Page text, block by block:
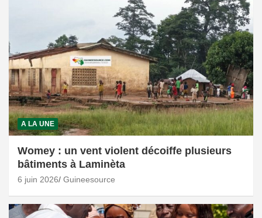
A LA UNE
Womey : un vent violent décoiffe plusieurs
bâtiments à Laminèta
6 juin 2026 Guineesource